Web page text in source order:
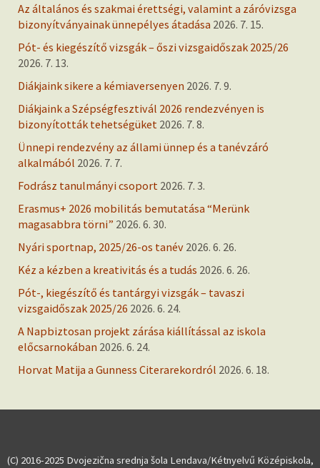
Az általános és szakmai érettségi, valamint a záróvizsga
bizonyítványainak ünnepélyes átadása 2026. 7. 15.
Pót- és kiegészítő vizsgák – őszi vizsgaidőszak 2025/26
2026. 7. 13.
Diákjaink sikere a kémiaversenyen 2026. 7. 9.
Diákjaink a Szépségfesztivál 2026 rendezvényen is
bizonyították tehetségüket 2026. 7. 8.
Ünnepi rendezvény az állami ünnep és a tanévzáró
alkalmából 2026. 7. 7.
Fodrász tanulmányi csoport 2026. 7. 3.
Erasmus+ 2026 mobilitás bemutatása “Merünk
magasabbra törni” 2026. 6. 30.
Nyári sportnap, 2025/26-os tanév 2026. 6. 26.
Kéz a kézben a kreativitás és a tudás 2026. 6. 26.
Pót-, kiegészítő és tantárgyi vizsgák – tavaszi
vizsgaidőszak 2025/26 2026. 6. 24.
A Napbiztosan projekt zárása kiállítással az iskola
előcsarnokában 2026. 6. 24.
Horvat Matija a Gunness Citerarekordról 2026. 6. 18.
(C) 2016-2025 Dvojezična srednja šola Lendava/Kétnyelvű Középiskola,